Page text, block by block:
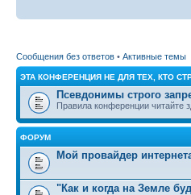
Сообщения без ответов • Активные темы
ЭТА КОНФЕРЕНЦИЯ НЕ ДЛЯ ТЕХ, КТО
Псевдонимы строго
Правила конференции читайте
ФОРУМ
Мой провайдер
"Как и когда на Земле